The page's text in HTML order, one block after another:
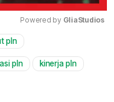
Powered by GliaStudios
pln
pln kinerja pln